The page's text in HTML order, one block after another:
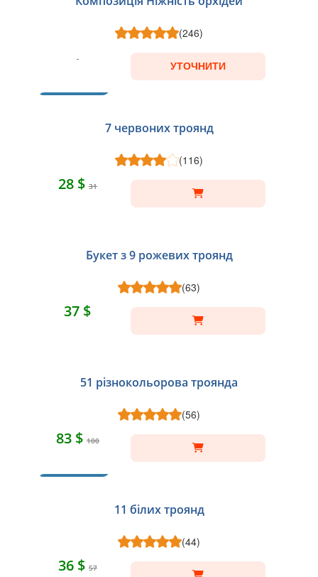
(246)
УТОЧНИТИ
7 червоних троянд
(116)
28 $ 31
Букет з 9 рожевих троянд
(63)
37 $
51 різнокольорова троянда
(56)
83 $ 100
11 білих троянд
(44)
36 $ 57